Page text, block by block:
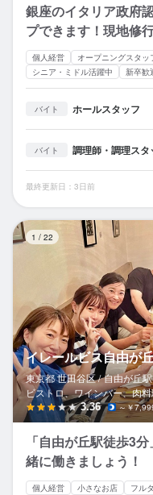
銀座のイタリア政府
プできます！現地修
個人経営 オープニングスタッ
シニア・ミドル活躍中
新卒歓
バイト ホールスタッフ
バイト 調理師・調理スタ
最終更新日：3日前
1 / 22
イレールビス自由が
東京都 世田谷区 / 自由が丘駅
ビストロ、ワインバー、肉
3.36 ～￥
「自由が丘駅徒歩3
緒に働きましょう！
個人経営 小さなお店 フル